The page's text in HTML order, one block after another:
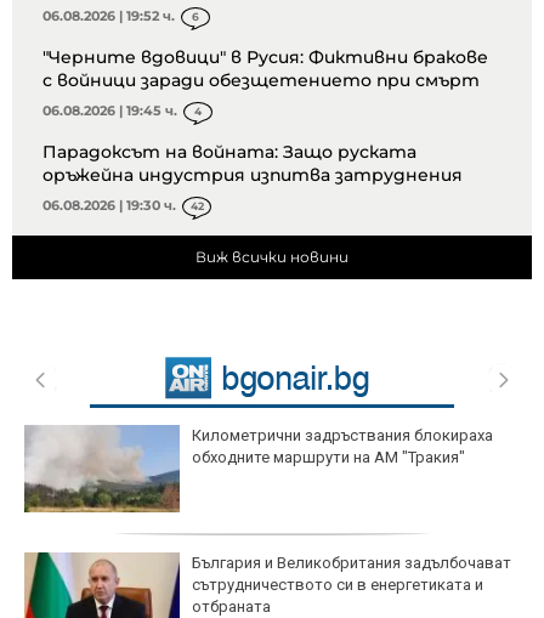
06.08.2026 | 19:52 ч. 6
"Черните вдовици" в Русия: Фиктивни бракове
с войници заради обезщетението при смърт
06.08.2026 | 19:45 ч. 4
Парадоксът на войната: Защо руската
оръжейна индустрия изпитва затруднения
06.08.2026 | 19:30 ч. 42
Виж всички новини
Километрични задръствания блокираха
обходните маршрути на АМ "Тракия"
България и Великобритания задълбочават
сътрудничеството си в енергетиката и
отбраната